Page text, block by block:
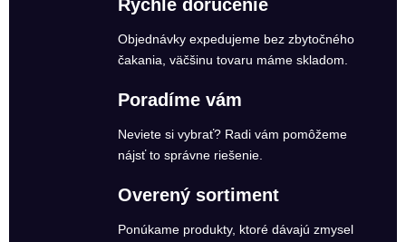
Rýchle doručenie
Objednávky expedujeme bez zbytočného
čakania, väčšinu tovaru máme skladom.
Poradíme vám
Neviete si vybrať? Radi vám pomôžeme
nájsť to správne riešenie.
Overený sortiment
Ponúkame produkty, ktoré dávajú zmysel